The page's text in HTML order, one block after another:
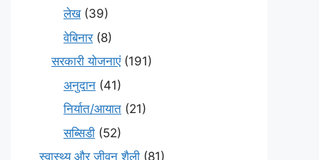
लेख(39)
वेबिनार(8)
सरकारी योजनाएं(191)
अनुदान (41)
निर्यात/आयात (21)
सब्सिडी (52)
स्वास्थ्य और जीवन शैली (81)